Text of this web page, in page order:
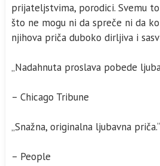
prijateljstvima, porodici. Svemu
što ne mogu ni da spreče ni da
njihova priča duboko dirljiva i
„Nadahnuta proslava pobede
– Chicago Tribune
„Snažna, originalna ljubavna priča.“
– People